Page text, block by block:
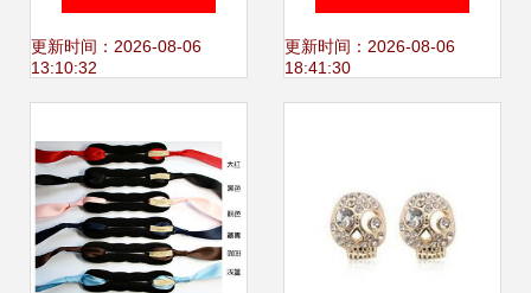
成为吸睛引流利器
更新时间：2026-08-06
13:10:32
坠的魅力与选择指
更新时间：2026-08-06
18:41:30